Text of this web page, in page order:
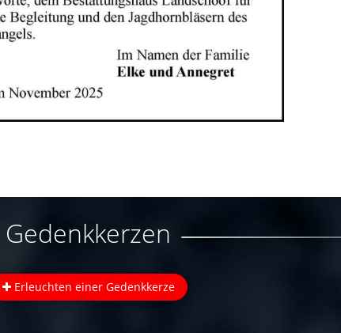
Gedenkkerzen
Erleuchten einer Gedenkkerze